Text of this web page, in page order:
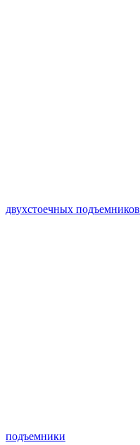
двухстоечных подъемников
подъемники